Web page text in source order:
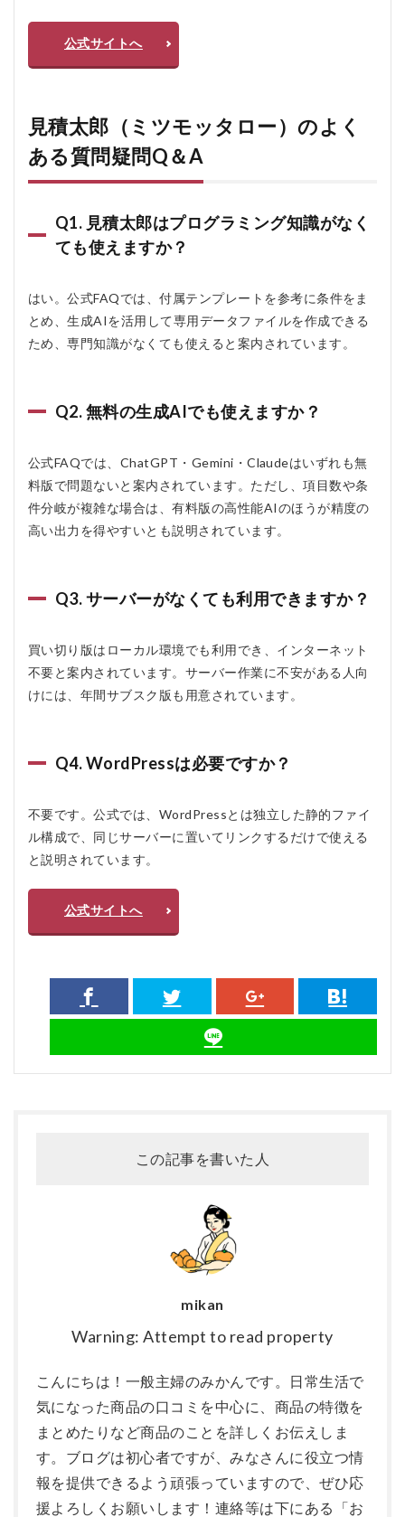
公式サイトへ
見積太郎（ミツモッタロー）のよく
ある質問疑問Q＆A
Q1. 見積太郎はプログラミング知識がなく
ても使えますか？
はい。公式FAQでは、付属テンプレートを参考に条件をま
とめ、生成AIを活用して専用データファイルを作成できる
ため、専門知識がなくても使えると案内されています。
Q2. 無料の生成AIでも使えますか？
公式FAQでは、ChatGPT・Gemini・Claudeはいずれも無
料版で問題ないと案内されています。ただし、項目数や条
件分岐が複雑な場合は、有料版の高性能AIのほうが精度の
高い出力を得やすいとも説明されています。
Q3. サーバーがなくても利用できますか？
買い切り版はローカル環境でも利用でき、インターネット
不要と案内されています。サーバー作業に不安がある人向
けには、年間サブスク版も用意されています。
Q4. WordPressは必要ですか？
不要です。公式では、WordPressとは独立した静的ファイ
ル構成で、同じサーバーに置いてリンクするだけで使える
と説明されています。
公式サイトへ
この記事を書いた人
mikan
Warning: Attempt to read property
こんにちは！一般主婦のみかんです。日常生活で
気になった商品の口コミを中心に、商品の特徴を
まとめたりなど商品のことを詳しくお伝えしま
す。ブログは初心者ですが、みなさんに役立つ情
報を提供できるよう頑張っていますので、ぜひ応
援よろしくお願いします！連絡等は下にある「お